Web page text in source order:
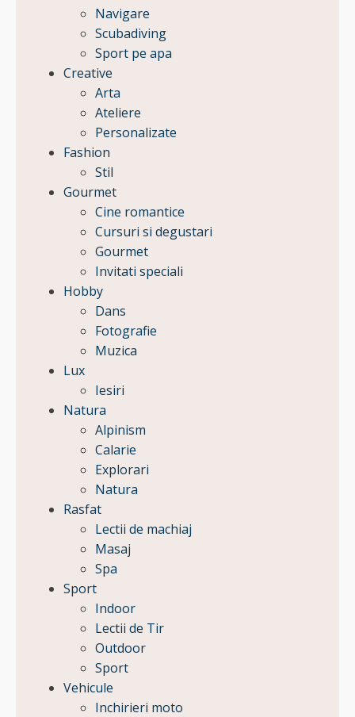
Navigare
Scubadiving
Sport pe apa
Creative
Arta
Ateliere
Personalizate
Fashion
Stil
Gourmet
Cine romantice
Cursuri si degustari
Gourmet
Invitati speciali
Hobby
Dans
Fotografie
Muzica
Lux
Iesiri
Natura
Alpinism
Calarie
Explorari
Natura
Rasfat
Lectii de machiaj
Masaj
Spa
Sport
Indoor
Lectii de Tir
Outdoor
Sport
Vehicule
Inchirieri moto